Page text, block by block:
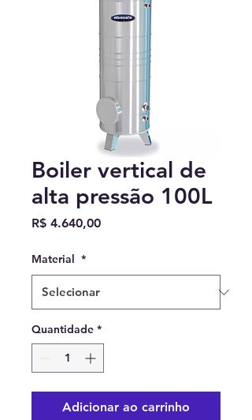
Boiler vertical de
alta pressão 100L
R$ 4.640,00Preço
Material *
Quantidade *
Adicionar ao carrinho